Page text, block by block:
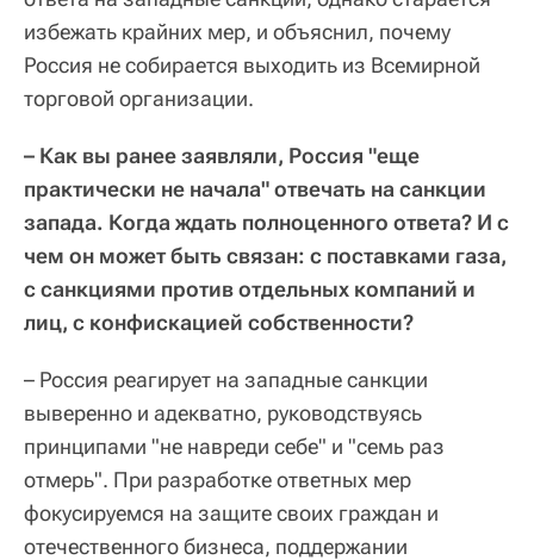
избежать крайних мер, и объяснил, почему
Россия не собирается выходить из Всемирной
торговой организации.
– Как вы ранее заявляли, Россия "еще
практически не начала" отвечать на санкции
запада. Когда ждать полноценного ответа? И с
чем он может быть связан: с поставками газа,
с санкциями против отдельных компаний и
лиц, с конфискацией собственности?
– Россия реагирует на западные санкции
выверенно и адекватно, руководствуясь
принципами "не навреди себе" и "семь раз
отмерь". При разработке ответных мер
фокусируемся на защите своих граждан и
отечественного бизнеса, поддержании